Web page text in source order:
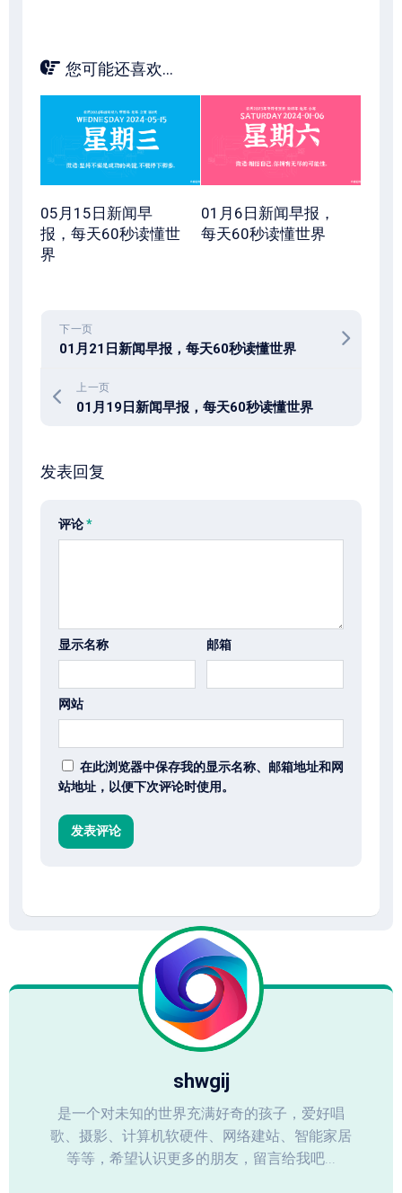
您可能还喜欢...
05月15日新闻早
报，每天60秒读懂世
界
01月6日新闻早报，
每天60秒读懂世界
下一页
01月21日新闻早报，每天60秒读懂世界
上一页
01月19日新闻早报，每天60秒读懂世界
发表回复
评论*
显示名称 邮箱
网站
在此浏览器中保存我的显示名称、邮箱地址和网
站地址，以便下次评论时使用。
shwgij
是一个对未知的世界充满好奇的孩子，爱好唱
歌、摄影、计算机软硬件、网络建站、智能家居
等等，希望认识更多的朋友，留言给我吧...